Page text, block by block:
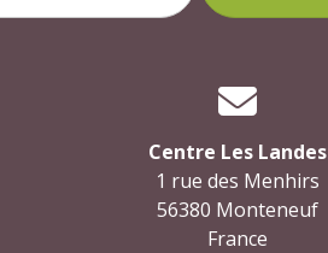
Centre Les Landes
1 rue des Menhirs
56380 Monteneuf
France